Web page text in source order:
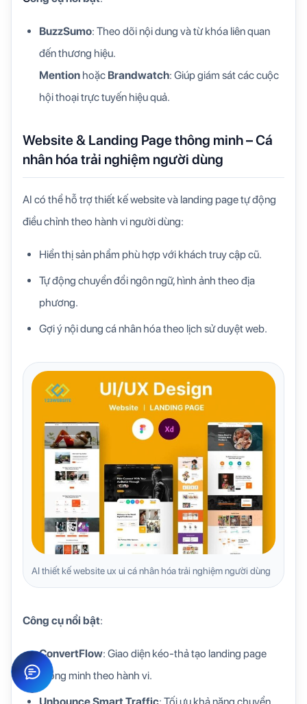
BuzzSumo: Theo dõi nội dung và từ khóa liên quan
đến thương hiệu.
Mention hoặc Brandwatch: Giúp giám sát các cuộc
hội thoại trực tuyến hiệu quả.
Website & Landing Page thông minh – Cá
nhân hóa trải nghiệm người dùng
AI có thể hỗ trợ thiết kế website và landing page tự động
điều chỉnh theo hành vi người dùng:
Hiển thị sản phẩm phù hợp với khách truy cập cũ.
Tự động chuyển đổi ngôn ngữ, hình ảnh theo địa
phương.
Gợi ý nội dung cá nhân hóa theo lịch sử duyệt web.
AI thiết kế website ux ui cá nhân hóa trải nghiệm người dùng
Công cụ nổi bật:
ConvertFlow: Giao diện kéo-thả tạo landing page
thông minh theo hành vi.